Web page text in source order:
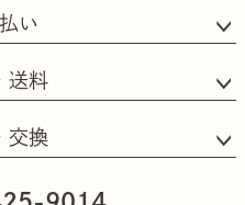
い
送料
交換